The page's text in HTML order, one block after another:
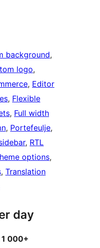
background
logo
, Editor
, Flexible
, Full width
, Portefeulje
, RTL
options
, Translation
day
1 000+